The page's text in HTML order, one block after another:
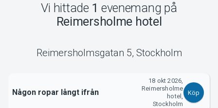
Support
Om Tickster
Vi hittade 1 evenemang på
Reimersholme hotel
Reimersholmsgatan 5, Stockholm
Någon ropar långt ifrån
18 okt 2026,
Reimersholme
hotel,
Stockholm
Köp